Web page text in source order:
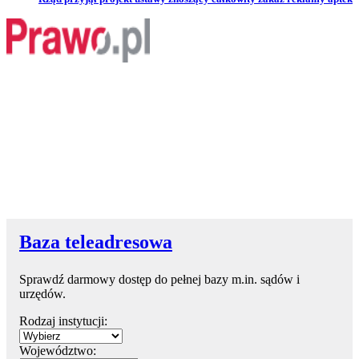
Baza teleadresowa
Sprawdź darmowy dostęp do pełnej bazy m.in. sądów i
urzędów.
Rodzaj instytucji:
Województwo: